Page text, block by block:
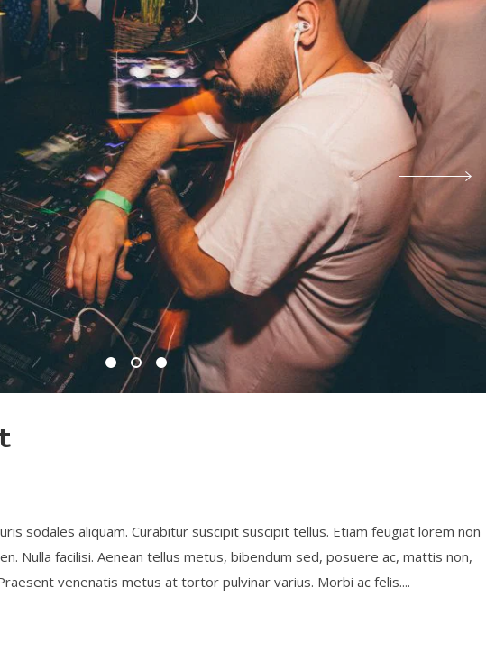
sodales aliquam. Curabitur suscipit suscipit tellus. Etiam feugiat lorem non
Nulla facilisi. Aenean tellus metus, bibendum sed, posuere ac, mattis non,
venenatis metus at tortor pulvinar varius. Morbi ac felis....